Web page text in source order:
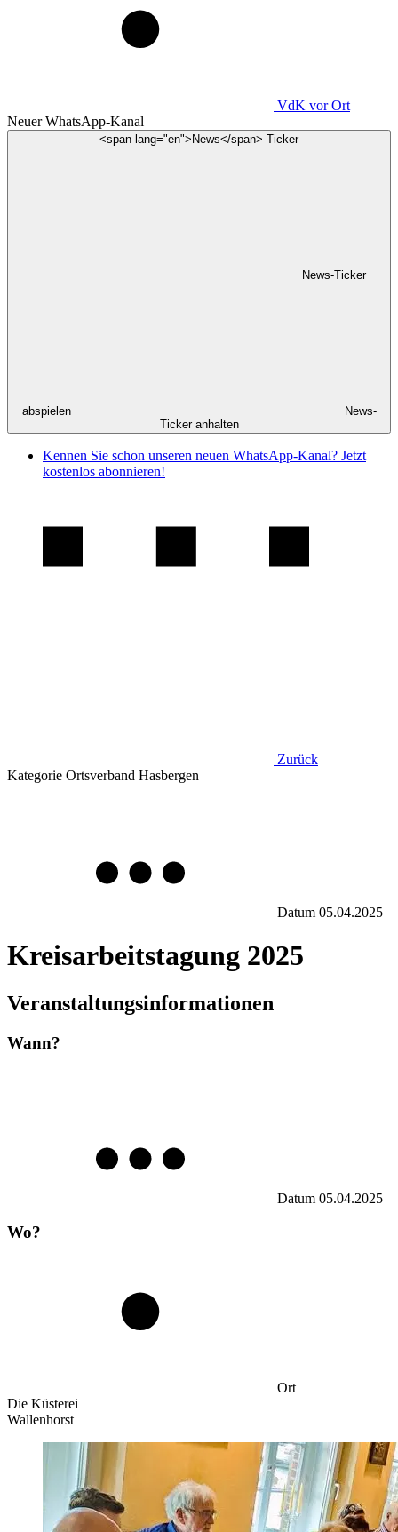
VdK vor Ort
Neuer WhatsApp-Kanal
<span lang="en">News</span> Ticker
News-Ticker
abspielen
News-
Ticker anhalten
Kennen Sie schon unseren neuen WhatsApp-Kanal? Jetzt
kostenlos abonnieren!
Zurück
Kategorie Ortsverband Hasbergen
Datum 05.04.2025
Kreisarbeitstagung 2025
Veranstaltungsinformationen
Wann?
Datum 05.04.2025
Wo?
Ort
Die Küsterei
Wallenhorst